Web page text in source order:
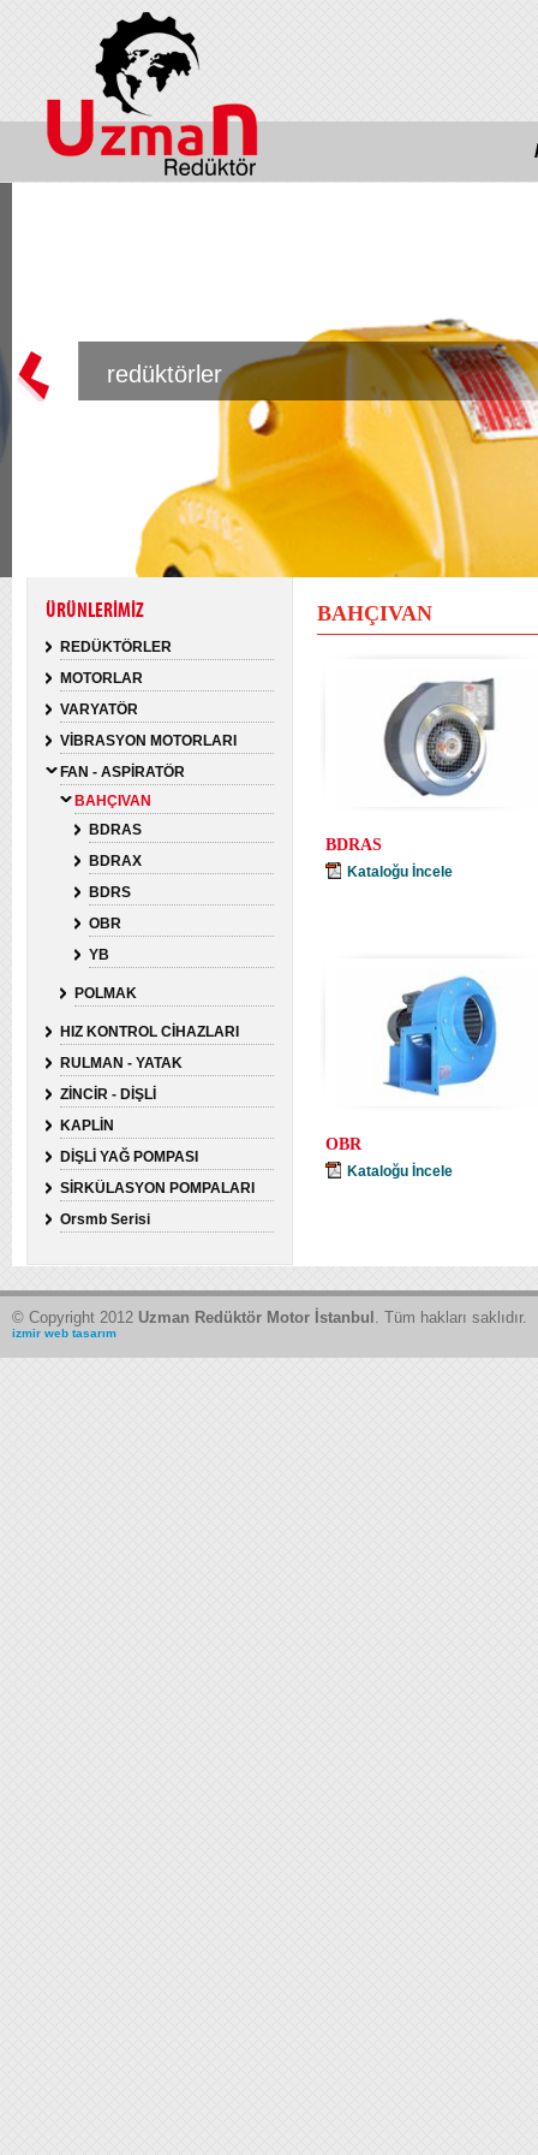
redüktörler
ÜRÜNLERİMİZ
REDÜKTÖRLER
MOTORLAR
VARYATÖR
VİBRASYON MOTORLARI
FAN - ASPİRATÖR
BAHÇIVAN
BDRAS
BDRAX
BDRS
OBR
YB
POLMAK
HIZ KONTROL CİHAZLARI
RULMAN - YATAK
ZİNCİR - DİŞLİ
KAPLİN
DİŞLİ YAĞ POMPASI
SİRKÜLASYON POMPALARI
Orsmb Serisi
BAHÇIVAN
BDRAS
Kataloğu İncele
OBR
Kataloğu İncele
© Copyright 2012 Uzman Redüktör Motor İstanbul . Tüm hakları saklıdır.
izmir web tasarım